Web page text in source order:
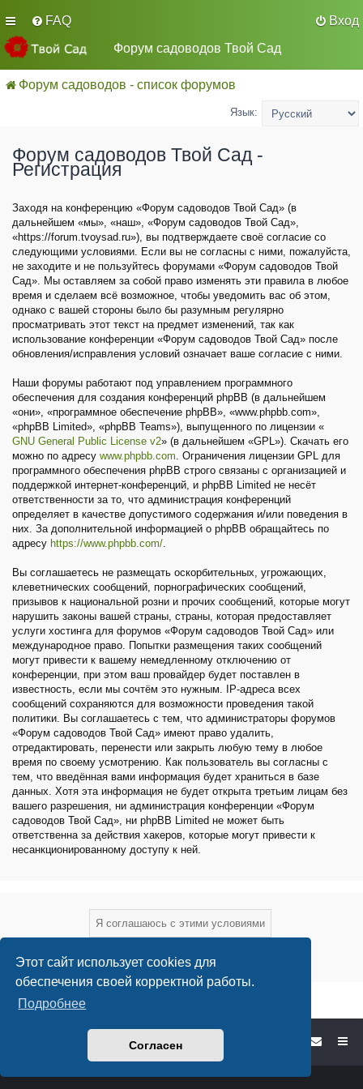
Этот сайт использует cookies для
обеспечения своей корректной работы.
Подробнее
Согласен
FAQ
Вход
Форум садоводов Твой Сад
Форум садоводов - список форумов
Язык:
Форум садоводов Твой Сад -
Регистрация
Заходя на конференцию «Форум садоводов Твой Сад» (в
дальнейшем «мы», «наш», «Форум садоводов Твой Сад»,
«https://forum.tvoysad.ru»), вы подтверждаете своё согласие со
следующими условиями. Если вы не согласны с ними, пожалуйста,
не заходите и не пользуйтесь форумами «Форум садоводов Твой
Сад». Мы оставляем за собой право изменять эти правила в любое
время и сделаем всё возможное, чтобы уведомить вас об этом,
однако с вашей стороны было бы разумным регулярно
просматривать этот текст на предмет изменений, так как
использование конференции «Форум садоводов Твой Сад» после
обновления/исправления условий означает ваше согласие с ними.
Наши форумы работают под управлением программного
обеспечения для создания конференций phpBB (в дальнейшем
«они», «программное обеспечение phpBB», «www.phpbb.com»,
«phpBB Limited», «phpBB Teams»), выпущенного по лицензии «
GNU General Public License v2» (в дальнейшем «GPL»). Скачать его
можно по адресу www.phpbb.com. Ограничения лицензии GPL для
программного обеспечения phpBB строго связаны с организацией и
поддержкой интернет-конференций, и phpBB Limited не несёт
ответственности за то, что администрация конференций
определяет в качестве допустимого содержания и/или поведения в
них. За дополнительной информацией о phpBB обращайтесь по
адресу https://www.phpbb.com/.
Вы соглашаетесь не размещать оскорбительных, угрожающих,
клеветнических сообщений, порнографических сообщений,
призывов к национальной розни и прочих сообщений, которые могут
нарушить законы вашей страны, страны, которая предоставляет
услуги хостинга для форумов «Форум садоводов Твой Сад» или
международное право. Попытки размещения таких сообщений
могут привести к вашему немедленному отключению от
конференции, при этом ваш провайдер будет поставлен в
известность, если мы сочтём это нужным. IP-адреса всех
сообщений сохраняются для возможности проведения такой
политики. Вы соглашаетесь с тем, что администраторы форумов
«Форум садоводов Твой Сад» имеют право удалить,
отредактировать, перенести или закрыть любую тему в любое
время по своему усмотрению. Как пользователь вы согласны с
тем, что введённая вами информация будет храниться в базе
данных. Хотя эта информация не будет открыта третьим лицам без
вашего разрешения, ни администрация конференции «Форум
садоводов Твой Сад», ни phpBB Limited не может быть
ответственна за действия хакеров, которые могут привести к
несанкционированному доступу к ней.
Форум садоводов - список форумов